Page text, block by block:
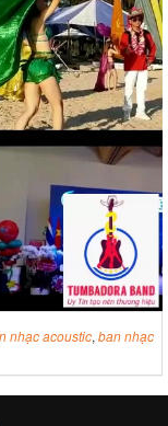
nhạc acoustic, ban nhạc